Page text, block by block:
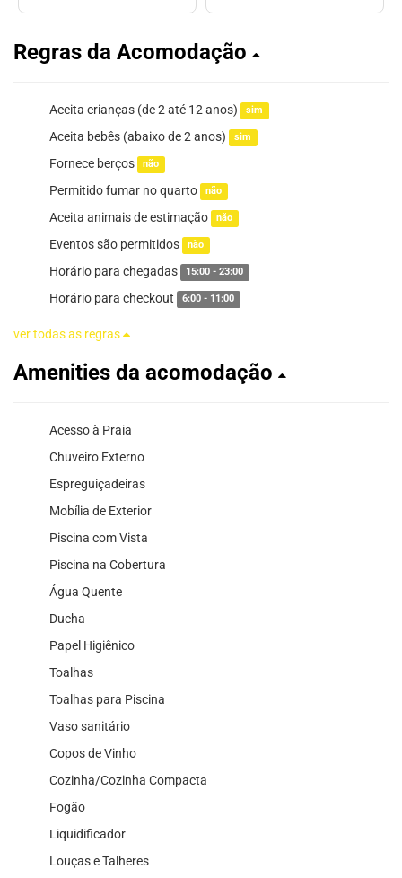
Regras da Acomodação
Aceita crianças (de 2 até 12 anos) sim
Aceita bebês (abaixo de 2 anos) sim
Fornece berços não
Permitido fumar no quarto não
Aceita animais de estimação não
Eventos são permitidos não
Horário para chegadas 15:00 - 23:00
Horário para checkout 6:00 - 11:00
ver todas as regras
Amenities da acomodação
Acesso à Praia
Chuveiro Externo
Espreguiçadeiras
Mobília de Exterior
Piscina com Vista
Piscina na Cobertura
Água Quente
Ducha
Papel Higiênico
Toalhas
Toalhas para Piscina
Vaso sanitário
Copos de Vinho
Cozinha/Cozinha Compacta
Fogão
Liquidificador
Louças e Talheres